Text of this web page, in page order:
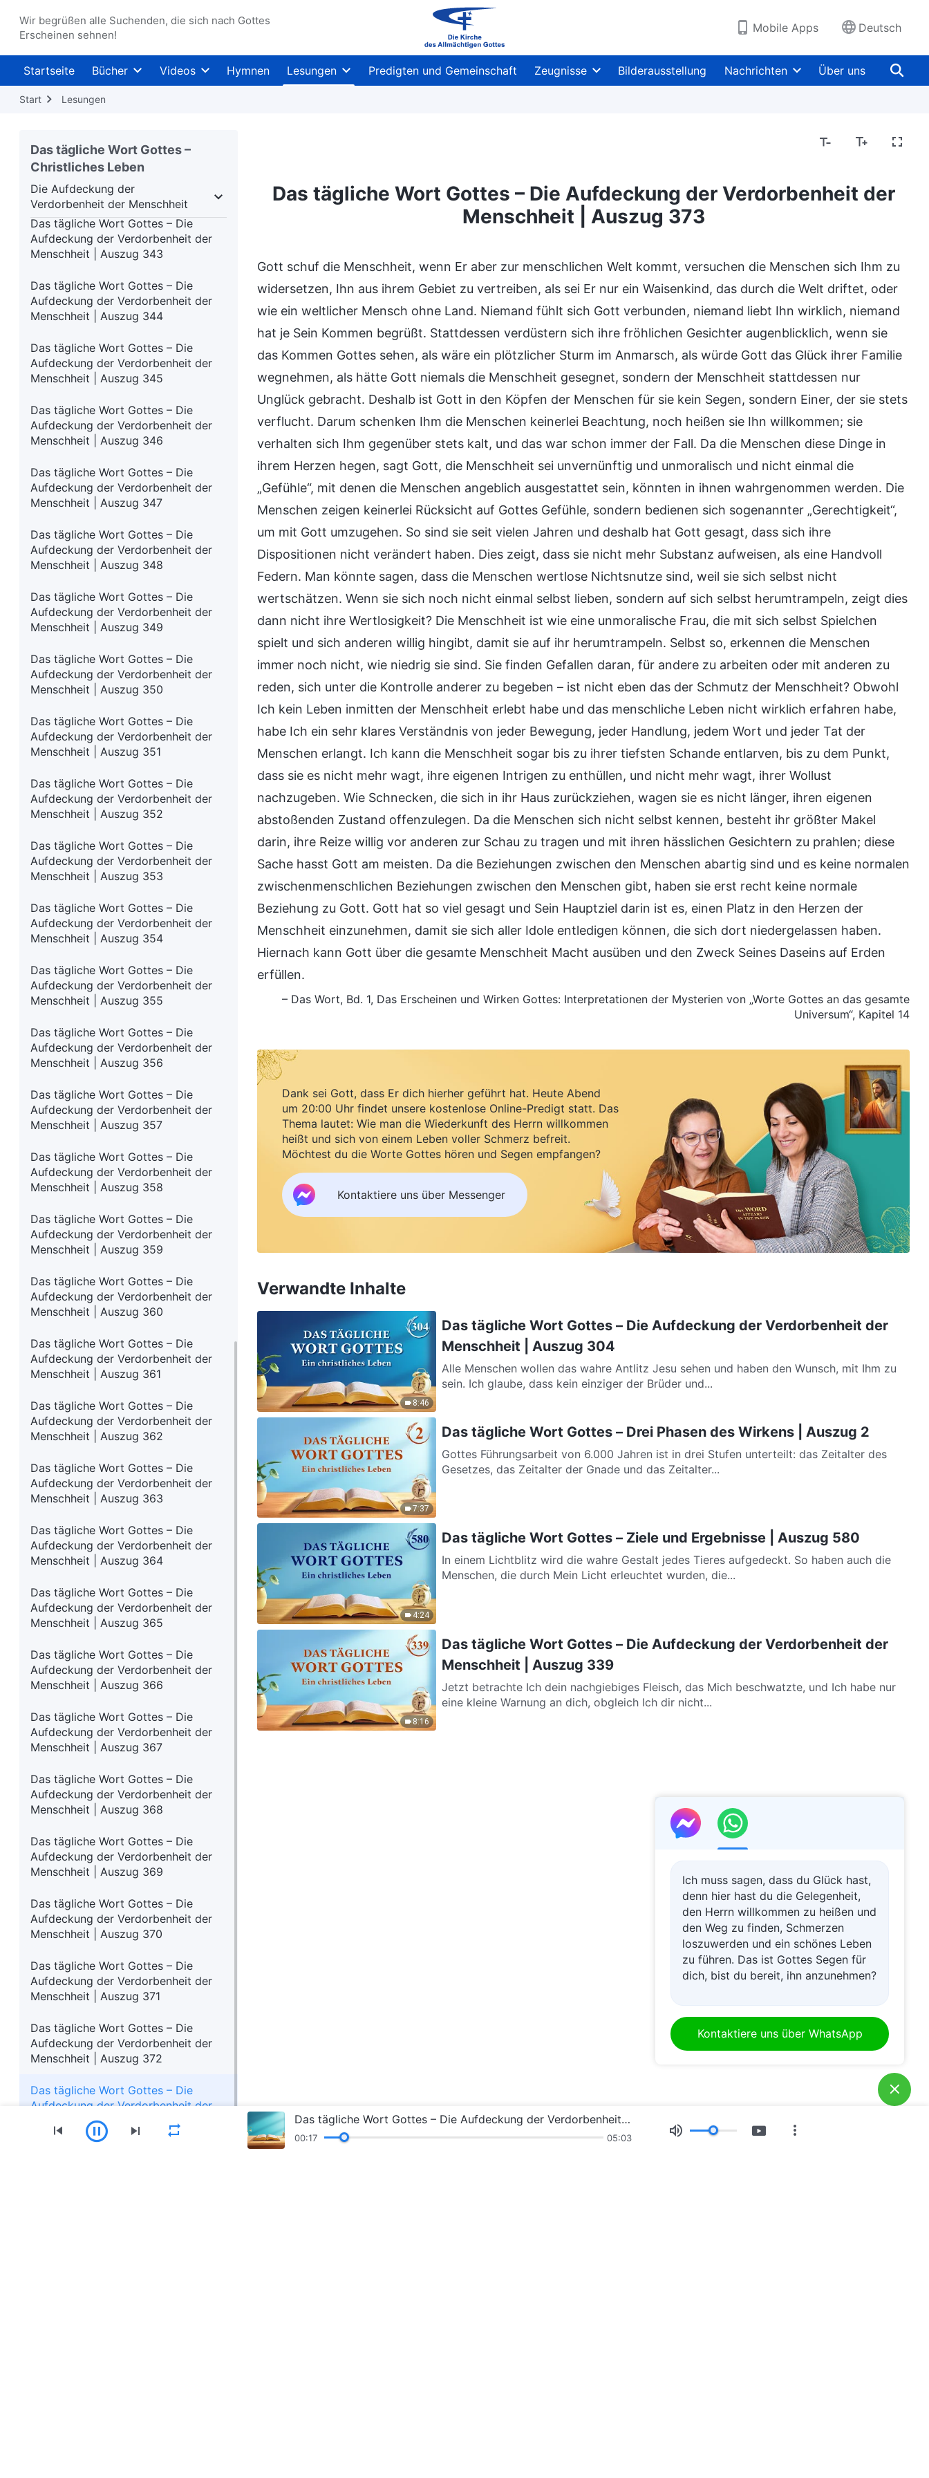
Wir begrüßen alle Suchenden, die sich nach Gottes
Erscheinen sehnen!
Mobile Apps Deutsch
Startseite Bücher Videos Hymnen Lesungen Predigten und Gemeinschaft Zeugnisse Bilderausstellung Nachrichten Über uns
Start Lesungen
Das tägliche Wort Gottes –
Christliches Leben
Die Aufdeckung der
Verdorbenheit der Menschheit
Die Aufdeckung der Verdorbenheit der Menschheit Eintritt in das Leben Ziele und Ergebnisse
Das tägliche Wort Gottes – Die
Aufdeckung der Verdorbenheit der
Menschheit | Auszug 340
Das tägliche Wort Gottes – Die
Das tägliche Wort Gottes – Die
Aufdeckung der Verdorbenheit der
Menschheit | Auszug 342
Das tägliche Wort Gottes – Die
Aufdeckung der Verdorbenheit der
Menschheit | Auszug 343
Das tägliche Wort Gottes – Die
Aufdeckung der Verdorbenheit der
Menschheit | Auszug 344
Das tägliche Wort Gottes – Die
Aufdeckung der Verdorbenheit der
Menschheit | Auszug 345
Das tägliche Wort Gottes – Die
Aufdeckung der Verdorbenheit der
Menschheit | Auszug 346
Das tägliche Wort Gottes – Die
Aufdeckung der Verdorbenheit der
Menschheit | Auszug 347
Das tägliche Wort Gottes – Die
Aufdeckung der Verdorbenheit der
Menschheit | Auszug 348
Das tägliche Wort Gottes – Die
Aufdeckung der Verdorbenheit der
Menschheit | Auszug 349
Das tägliche Wort Gottes – Die
Aufdeckung der Verdorbenheit der
Menschheit | Auszug 350
Das tägliche Wort Gottes – Die
Aufdeckung der Verdorbenheit der
Menschheit | Auszug 351
Das tägliche Wort Gottes – Die
Aufdeckung der Verdorbenheit der
Menschheit | Auszug 352
Das tägliche Wort Gottes – Die
Aufdeckung der Verdorbenheit der
Menschheit | Auszug 353
Das tägliche Wort Gottes – Die
Aufdeckung der Verdorbenheit der
Menschheit | Auszug 354
Das tägliche Wort Gottes – Die
Aufdeckung der Verdorbenheit der
Menschheit | Auszug 355
Das tägliche Wort Gottes – Die
Aufdeckung der Verdorbenheit der
Menschheit | Auszug 356
Das tägliche Wort Gottes – Die
Aufdeckung der Verdorbenheit der
Menschheit | Auszug 357
Das tägliche Wort Gottes – Die
Aufdeckung der Verdorbenheit der
Menschheit | Auszug 358
Das tägliche Wort Gottes – Die
Aufdeckung der Verdorbenheit der
Menschheit | Auszug 359
Das tägliche Wort Gottes – Die
Aufdeckung der Verdorbenheit der
Menschheit | Auszug 360
Das tägliche Wort Gottes – Die
Aufdeckung der Verdorbenheit der
Menschheit | Auszug 361
Das tägliche Wort Gottes – Die
Aufdeckung der Verdorbenheit der
Menschheit | Auszug 362
Das tägliche Wort Gottes – Die
Aufdeckung der Verdorbenheit der
Menschheit | Auszug 363
Das tägliche Wort Gottes – Die
Aufdeckung der Verdorbenheit der
Menschheit | Auszug 364
Das tägliche Wort Gottes – Die
Aufdeckung der Verdorbenheit der
Menschheit | Auszug 365
Das tägliche Wort Gottes – Die
Aufdeckung der Verdorbenheit der
Menschheit | Auszug 366
Das tägliche Wort Gottes – Die
Aufdeckung der Verdorbenheit der
Menschheit | Auszug 367
Das tägliche Wort Gottes – Die
Aufdeckung der Verdorbenheit der
Menschheit | Auszug 368
Das tägliche Wort Gottes – Die
Aufdeckung der Verdorbenheit der
Menschheit | Auszug 369
Das tägliche Wort Gottes – Die
Aufdeckung der Verdorbenheit der
Menschheit | Auszug 370
Das tägliche Wort Gottes – Die
Aufdeckung der Verdorbenheit der
Menschheit | Auszug 371
Das tägliche Wort Gottes – Die
Aufdeckung der Verdorbenheit der
Menschheit | Auszug 372
Das tägliche Wort Gottes – Die
Aufdeckung der Verdorbenheit der
Menschheit | Auszug 373
Das tägliche Wort Gottes – Die Aufdeckung der Verdorbenheit der
Menschheit | Auszug 373
Gott schuf die Menschheit, wenn Er aber zur menschlichen Welt kommt, versuchen die Menschen sich Ihm zu
widersetzen, Ihn aus ihrem Gebiet zu vertreiben, als sei Er nur ein Waisenkind, das durch die Welt driftet, oder
wie ein weltlicher Mensch ohne Land. Niemand fühlt sich Gott verbunden, niemand liebt Ihn wirklich, niemand
hat je Sein Kommen begrüßt. Stattdessen verdüstern sich ihre fröhlichen Gesichter augenblicklich, wenn sie
das Kommen Gottes sehen, als wäre ein plötzlicher Sturm im Anmarsch, als würde Gott das Glück ihrer Familie
wegnehmen, als hätte Gott niemals die Menschheit gesegnet, sondern der Menschheit stattdessen nur
Unglück gebracht. Deshalb ist Gott in den Köpfen der Menschen für sie kein Segen, sondern Einer, der sie stets
verflucht. Darum schenken Ihm die Menschen keinerlei Beachtung, noch heißen sie Ihn willkommen; sie
verhalten sich Ihm gegenüber stets kalt, und das war schon immer der Fall. Da die Menschen diese Dinge in
ihrem Herzen hegen, sagt Gott, die Menschheit sei unvernünftig und unmoralisch und nicht einmal die
„Gefühle“, mit denen die Menschen angeblich ausgestattet sein, könnten in ihnen wahrgenommen werden. Die
Menschen zeigen keinerlei Rücksicht auf Gottes Gefühle, sondern bedienen sich sogenannter „Gerechtigkeit“,
um mit Gott umzugehen. So sind sie seit vielen Jahren und deshalb hat Gott gesagt, dass sich ihre
Dispositionen nicht verändert haben. Dies zeigt, dass sie nicht mehr Substanz aufweisen, als eine Handvoll
Federn. Man könnte sagen, dass die Menschen wertlose Nichtsnutze sind, weil sie sich selbst nicht
wertschätzen. Wenn sie sich noch nicht einmal selbst lieben, sondern auf sich selbst herumtrampeln, zeigt dies
dann nicht ihre Wertlosigkeit? Die Menschheit ist wie eine unmoralische Frau, die mit sich selbst Spielchen
spielt und sich anderen willig hingibt, damit sie auf ihr herumtrampeln. Selbst so, erkennen die Menschen
immer noch nicht, wie niedrig sie sind. Sie finden Gefallen daran, für andere zu arbeiten oder mit anderen zu
reden, sich unter die Kontrolle anderer zu begeben – ist nicht eben das der Schmutz der Menschheit? Obwohl
Ich kein Leben inmitten der Menschheit erlebt habe und das menschliche Leben nicht wirklich erfahren habe,
habe Ich ein sehr klares Verständnis von jeder Bewegung, jeder Handlung, jedem Wort und jeder Tat der
Menschen erlangt. Ich kann die Menschheit sogar bis zu ihrer tiefsten Schande entlarven, bis zu dem Punkt,
dass sie es nicht mehr wagt, ihre eigenen Intrigen zu enthüllen, und nicht mehr wagt, ihrer Wollust
nachzugeben. Wie Schnecken, die sich in ihr Haus zurückziehen, wagen sie es nicht länger, ihren eigenen
abstoßenden Zustand offenzulegen. Da die Menschen sich nicht selbst kennen, besteht ihr größter Makel
darin, ihre Reize willig vor anderen zur Schau zu tragen und mit ihren hässlichen Gesichtern zu prahlen; diese
Sache hasst Gott am meisten. Da die Beziehungen zwischen den Menschen abartig sind und es keine normalen
zwischenmenschlichen Beziehungen zwischen den Menschen gibt, haben sie erst recht keine normale
Beziehung zu Gott. Gott hat so viel gesagt und Sein Hauptziel darin ist es, einen Platz in den Herzen der
Menschheit einzunehmen, damit sie sich aller Idole entledigen können, die sich dort niedergelassen haben.
Hiernach kann Gott über die gesamte Menschheit Macht ausüben und den Zweck Seines Daseins auf Erden
erfüllen.
– Das Wort, Bd. 1, Das Erscheinen und Wirken Gottes: Interpretationen der Mysterien von „Worte Gottes an das gesamte
Universum“, Kapitel 14
Dank sei Gott, dass Er dich hierher geführt hat. Heute Abend
um 20:00 Uhr findet unsere kostenlose Online-Predigt statt. Das
Thema lautet: Wie man die Wiederkunft des Herrn willkommen
heißt und sich von einem Leben voller Schmerz befreit.
Möchtest du die Worte Gottes hören und Segen empfangen?
Kontaktiere uns über Messenger
Verwandte Inhalte
8:46
Das tägliche Wort Gottes – Die Aufdeckung der Verdorbenheit der
Menschheit | Auszug 304
Alle Menschen wollen das wahre Antlitz Jesu sehen und haben den Wunsch, mit Ihm zu
sein. Ich glaube, dass kein einziger der Brüder und...
7:37
Das tägliche Wort Gottes – Drei Phasen des Wirkens | Auszug 2
Gottes Führungsarbeit von 6.000 Jahren ist in drei Stufen unterteilt: das Zeitalter des
Gesetzes, das Zeitalter der Gnade und das Zeitalter...
4:24
Das tägliche Wort Gottes – Ziele und Ergebnisse | Auszug 580
In einem Lichtblitz wird die wahre Gestalt jedes Tieres aufgedeckt. So haben auch die
Menschen, die durch Mein Licht erleuchtet wurden, die...
8:16
Das tägliche Wort Gottes – Die Aufdeckung der Verdorbenheit der
Menschheit | Auszug 339
Jetzt betrachte Ich dein nachgiebiges Fleisch, das Mich beschwatzte, und Ich habe nur
eine kleine Warnung an dich, obgleich Ich dir nicht...
Ich muss sagen, dass du Glück hast,
denn hier hast du die Gelegenheit,
den Herrn willkommen zu heißen und
den Weg zu finden, Schmerzen
loszuwerden und ein schönes Leben
zu führen. Das ist Gottes Segen für
dich, bist du bereit, ihn anzunehmen?
Kontaktiere uns über WhatsApp
Das tägliche Wort Gottes – Die Aufdeckung der Verdorbenheit der Menschheit | Auszug 373
00:18 05:03